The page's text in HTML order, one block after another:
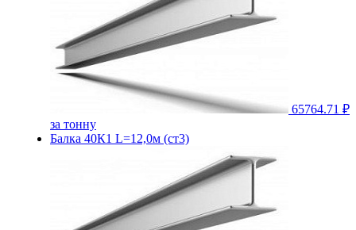
65764.71 ₽
за тонну
Балка 40К1 L=12,0м (ст3)